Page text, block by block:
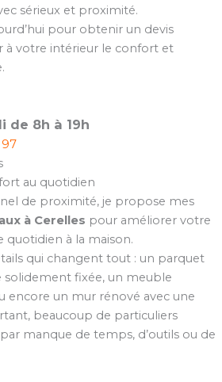
sérieux et proximité.
pour obtenir un devis
à votre intérieur le confort et
de 8h à 19h
au quotidien
de proximité, je propose mes
à Cerelles pour améliorer votre
à la maison.
qui changent tout : un parquet
solidement fixée, un meuble
encore un mur rénové avec une
beaucoup de particuliers
manque de temps, d’outils ou de